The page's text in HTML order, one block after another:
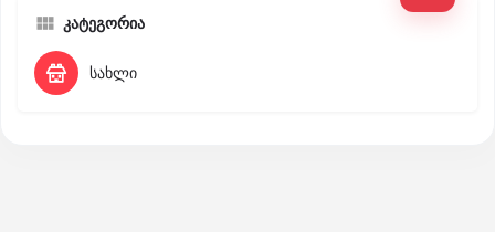
კატეგორია
სახლი